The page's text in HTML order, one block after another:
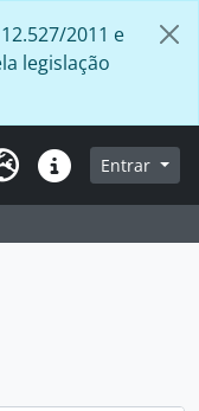
2011 e
legislação
de navegação
Transferência
Atalhos Entrar